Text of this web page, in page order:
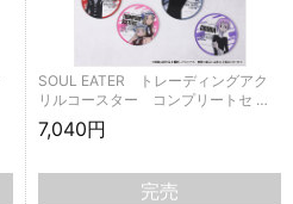
SOUL EATER トレーディングアク
リルコースター コンプリートセ …
7,040円
完売